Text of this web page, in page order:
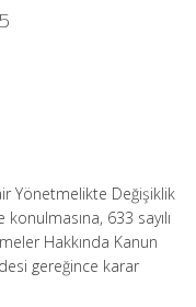
Yönetmelikte Değişiklik
633 sayılı
Hakkında Kanun
gereğince karar